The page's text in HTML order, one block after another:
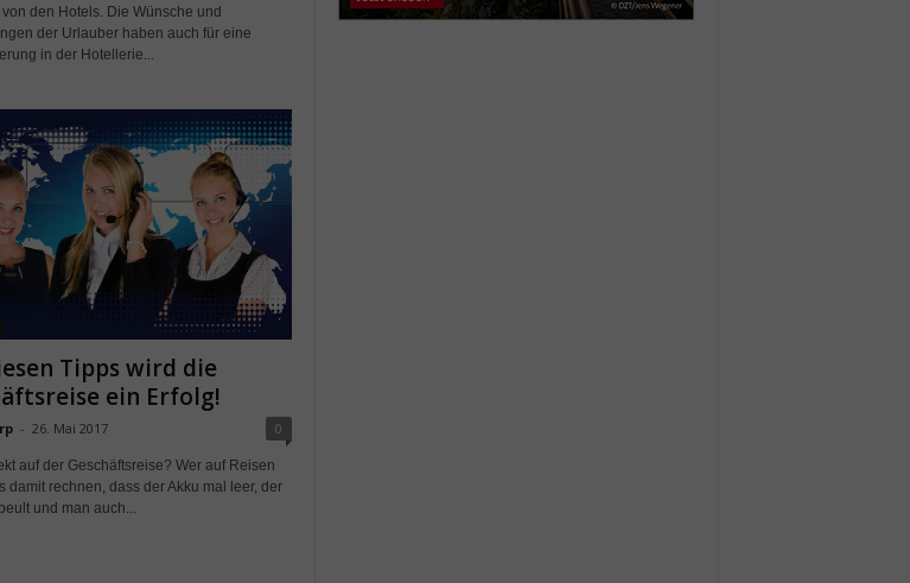
den Hotels. Die Wünsche und
der Urlauber haben auch für eine
in der Hotellerie...
Tipps wird die
ein Erfolg!
- 26. Mai 2017 0
auf der Geschäftsreise? Wer auf Reisen
damit rechnen, dass der Akku mal leer, der
und man auch...